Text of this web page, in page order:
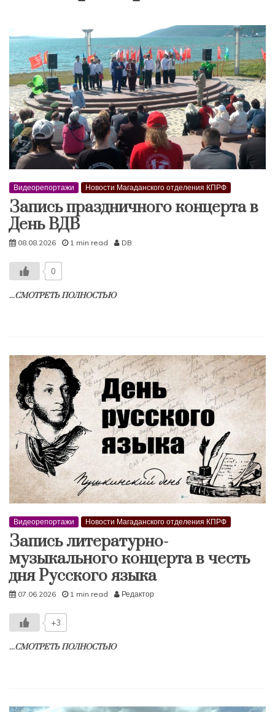
Видеорепортажи Новости Магаданского отделения КПРФ
Запись праздничного концерта в
День ВДВ
08.08.2026 1 min read DB
0
...СМОТРЕТЬ ПОЛНОСТЬЮ
Видеорепортажи Новости Магаданского отделения КПРФ
Запись литературно-
музыкального концерта в честь
дня Русского языка
07.06.2026 1 min read Редактор
+3
...СМОТРЕТЬ ПОЛНОСТЬЮ